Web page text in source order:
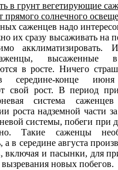
в грунт вегетирующие
прямого солнечного
саженцев надо
их сразу высаживать на
акклиматизировать.
высаженные
в росте. Ничего
середине-конце
свой рост. В период
система
роста надземной части
системы, побеги при
Такие саженцы
а в середине августа
включая и пасынки, для
новых побегов.